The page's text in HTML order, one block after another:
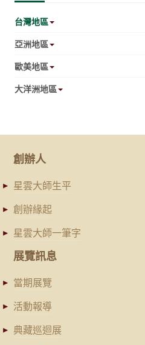
台灣地區
亞洲地區
歐美地區
大洋洲地區
創辦人
星雲大師生平
創辦緣起
星雲大師一筆字
展覽訊息
當期展覽
活動報導
典藏巡迴展